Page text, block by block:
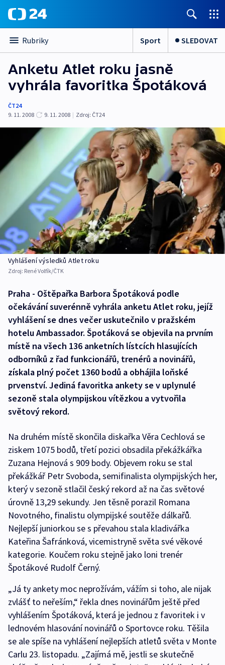
Rubriky Sport SLEDOVAT
Anketu Atlet roku jasně
vyhrála favoritka Špotáková
ČT24
9. 11. 2008
9. 11. 2008 | Zdroj: ČT24
Vyhlášení výsledků Atlet roku
Zdroj: René Volfík/ČTK
Praha - Oštěpařka Barbora Špotáková podle
očekávání suverénně vyhrála anketu Atlet roku, jejíž
vyhlášení se dnes večer uskutečnilo v pražském
hotelu Ambassador. Špotáková se objevila na prvním
místě na všech 136 anketních lístcích hlasujících
odborníků z řad funkcionářů, trenérů a novinářů,
získala plný počet 1360 bodů a obhájila loňské
prvenství. Jediná favoritka ankety se v uplynulé
sezoně stala olympijskou vítězkou a vytvořila
světový rekord.
Na druhém místě skončila diskařka Věra Cechlová se
ziskem 1075 bodů, třetí pozici obsadila překážkářka
Zuzana Hejnová s 909 body. Objevem roku se stal
překážkář Petr Svoboda, semifinalista olympijských her,
který v sezoně stlačil český rekord až na čas světové
úrovně 13,29 sekundy. Jen těsně porazil Romana
Novotného, finalistu olympijské soutěže dálkařů.
Nejlepší juniorkou se s převahou stala kladivářka
Kateřina Šafránková, vicemistryně světa své věkové
kategorie. Koučem roku stejně jako loni trenér
Špotákové Rudolf Černý.
„Já ty ankety moc neprožívám, vážím si toho, ale nijak
zvlášť to neřeším,“ řekla dnes novinářům ještě před
vyhlášením Špotáková, která je jednou z favoritek i v
lednovém hlasování novinářů o Sportovce roku. Těšila
se ale spíše na vyhlášení nejlepších atletů světa v Monte
Carlu 23. listopadu. „Zajímá mě, jestli se skutečně